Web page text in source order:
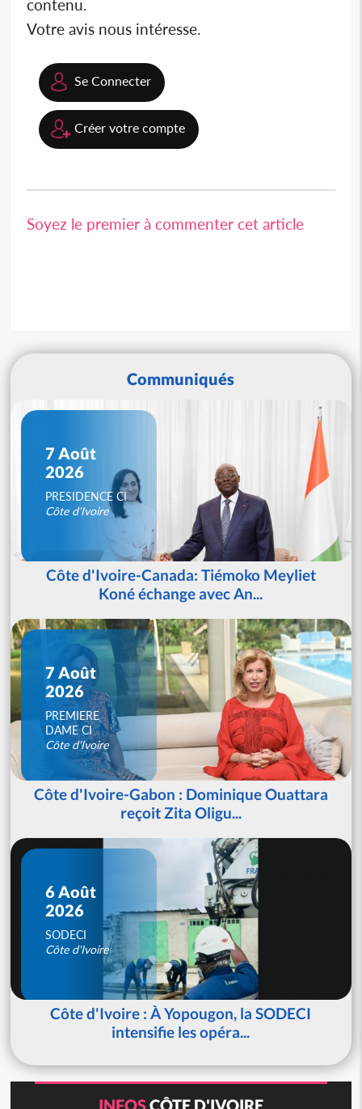
contenu.
Votre avis nous intéresse.
Se Connecter
Créer votre compte
Soyez le premier à commenter cet article
Communiqués
7 Août
2026
PRESIDENCE CI
Côte d'Ivoire
Côte d'Ivoire-Canada: Tiémoko Meyliet
Koné échange avec An...
7 Août
2026
PREMIERE
DAME CI
Côte d'Ivoire
Côte d'Ivoire-Gabon : Dominique Ouattara
reçoit Zita Oligu...
6 Août
2026
SODECI
Côte d'Ivoire
Côte d'Ivoire : À Yopougon, la SODECI
intensifie les opéra...
INFOSCÔTE D'IVOIRE